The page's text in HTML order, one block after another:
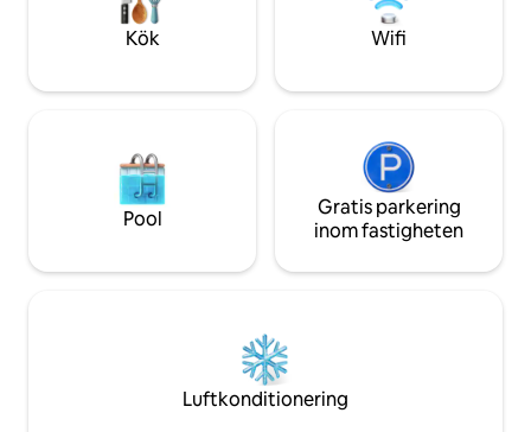
helt nya.Det finns också kastruller,
stekpannor och tallrikar, så du kan vara
finns en närbutik inom 2 minuters
rummen och de gemensamma
utrymmena. Det finns två
semidubbelsängar, så jag tror att
lämpligt antal personer är 3 vuxna eller 2
med att kontakta oss i förväg om
Språk som stöds är japanska, engelska,
kinesiska och koreanska på fyra språk.
Inlämning av■ gästinformation Alla
gäster kommer att bli ombedda att
vid
Keio Inokashira
minuts
närbutiker
(Odakyu Line,
minuter till fots
(mikrovågsugn,
[Sängkläder] · 2
Kök Wifi
Pool
Gratis parkering
inom fastigheten
Luftkonditionering